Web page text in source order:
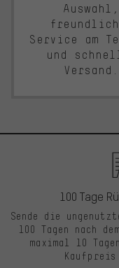
Auswahl,
Service am
und
Versand.
100 Tage
Sende die
100 Tagen nach
maximal 10